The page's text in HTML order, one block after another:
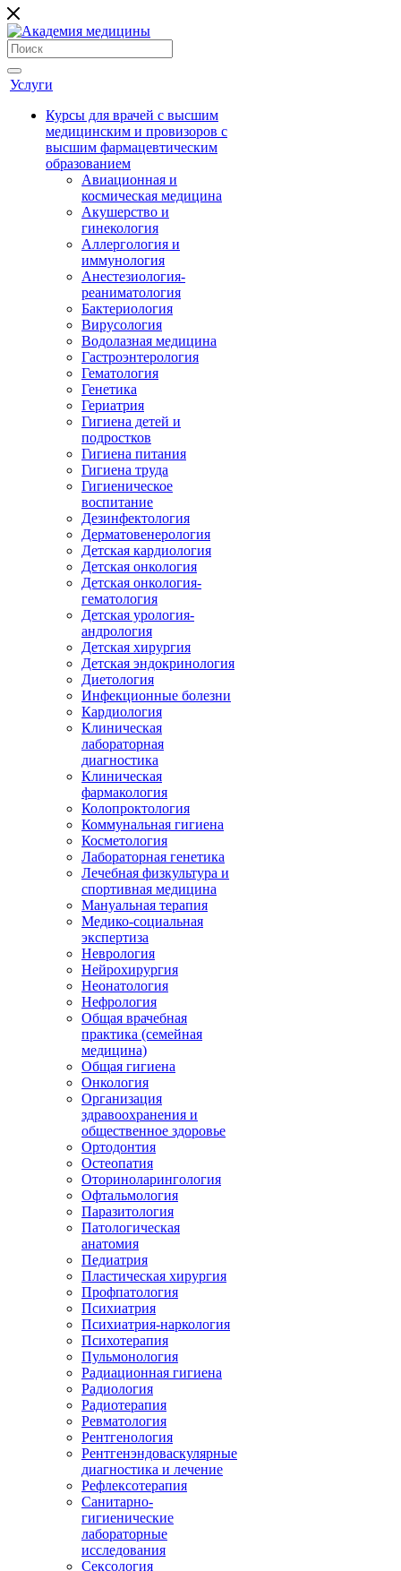
Услуги
Курсы для врачей с высшим
медицинским и провизоров с
высшим фармацевтическим
образованием
Авиационная и
космическая медицина
Акушерство и
гинекология
Аллергология и
иммунология
Анестезиология-
реаниматология
Бактериология
Вирусология
Водолазная медицина
Гастроэнтерология
Гематология
Генетика
Гериатрия
Гигиена детей и
подростков
Гигиена питания
Гигиена труда
Гигиеническое
воспитание
Дезинфектология
Дерматовенерология
Детская кардиология
Детская онкология
Детская онкология-
гематология
Детская урология-
андрология
Детская хирургия
Детская эндокринология
Диетология
Инфекционные болезни
Кардиология
Клиническая
лабораторная
диагностика
Клиническая
фармакология
Колопроктология
Коммунальная гигиена
Косметология
Лабораторная генетика
Лечебная физкультура и
спортивная медицина
Мануальная терапия
Медико-социальная
экспертиза
Неврология
Нейрохирургия
Неонатология
Нефрология
Общая врачебная
практика (семейная
медицина)
Общая гигиена
Онкология
Организация
здравоохранения и
общественное здоровье
Ортодонтия
Остеопатия
Оториноларингология
Офтальмология
Паразитология
Патологическая
анатомия
Педиатрия
Пластическая хирургия
Профпатология
Психиатрия
Психиатрия-наркология
Психотерапия
Пульмонология
Радиационная гигиена
Радиология
Радиотерапия
Ревматология
Рентгенология
Рентгенэндоваскулярные
диагностика и лечение
Рефлексотерапия
Санитарно-
гигиенические
лабораторные
исследования
Сексология